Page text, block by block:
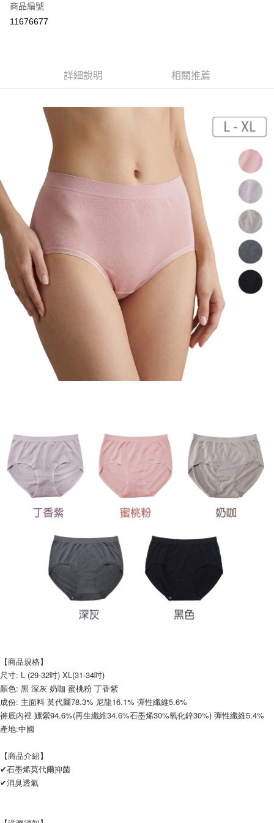
付款後全家取貨
每筆NT$60，滿NT$599(含以上)免運費
每筆NT$60，滿NT$599(含以上)免運費
每筆NT$120，滿NT$1,999(含以上)免運費
商品編號
11676677
詳細說明 相關推薦
【商品規格】
尺寸: L (29-32吋) XL(31-34吋)
顏色: 黑 深灰 奶咖 蜜桃粉 丁香紫
成份: 主面料 莫代爾78.3% 尼龍16.1% 彈性纖維5.6%
褲底內裡 嫘縈94.6%(再生纖維34.6%石墨烯30%氧化鋅30%) 彈性纖維5.4%
產地:中國
【商品介紹】
✔石墨烯莫代爾抑菌
✔消臭透氣